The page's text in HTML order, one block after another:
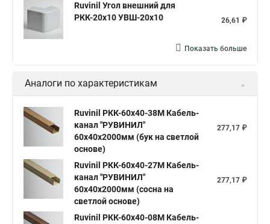
Ruvinil Угол внешний для
РКК-20х10 УВШ-20х10
26,61 ₽
Показать больше
Аналоги по характеристикам
Ruvinil РКК-60х40-38М Кабель-
канал "РУВИНИЛ"
60х40х2000мм (бук на светлой
основе)
277,17 ₽
Ruvinil РКК-60х40-27М Кабель-
канал "РУВИНИЛ"
60х40х2000мм (сосна на
светлой основе)
277,17 ₽
Ruvinil РКК-60х40-08М Кабель-